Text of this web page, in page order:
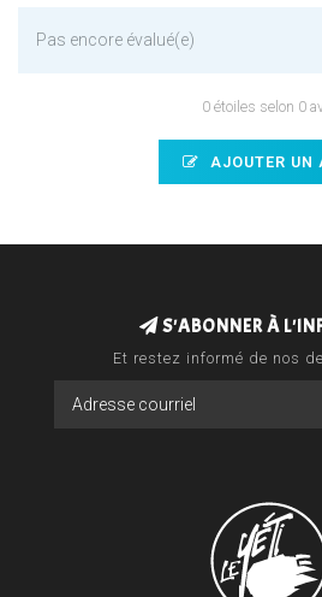
Pas encore évalué(e)
0 étoiles selon 0
AJOUTER UN
S'ABONNER À
Et restez informé de nos